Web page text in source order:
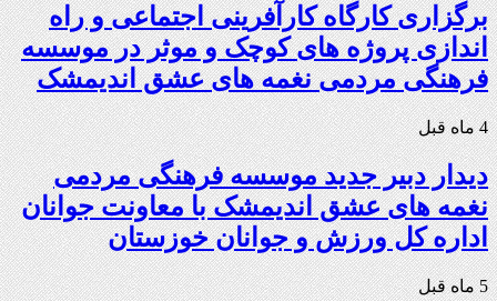
برگزاری کارگاه کارآفرینی اجتماعی و راه
اندازی پروژه های کوچک و موثر در موسسه
فرهنگی مردمی نغمه های عشق اندیمشک
4 ماه قبل
دیدار دبیر جدید موسسه فرهنگی مردمی
نغمه های عشق اندیمشک با معاونت جوانان
اداره کل ورزش و جوانان خوزستان
5 ماه قبل